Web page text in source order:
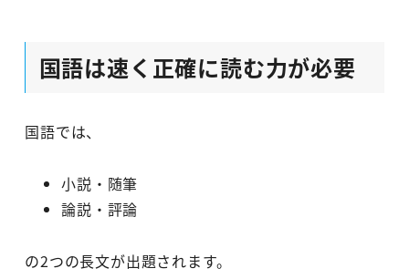
国語は速く正確に読む力が必要
国語では、
小説・随筆
論説・評論
の2つの長文が出題されます。